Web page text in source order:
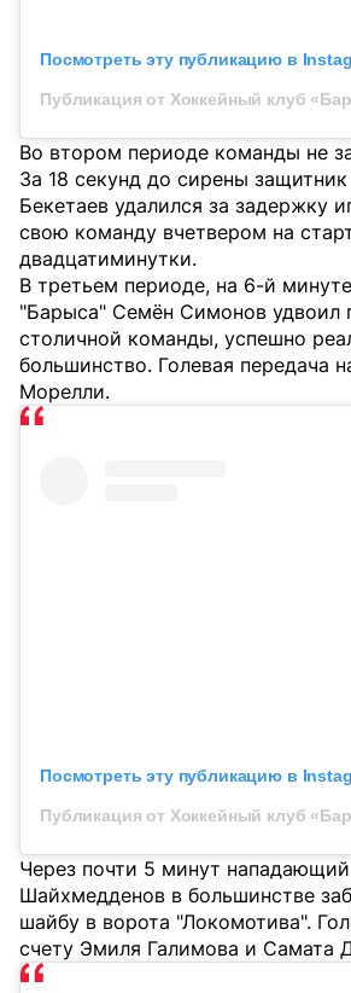
Посмотреть эту публикацию в
Во втором периоде команды не
За 18 секунд до сирены
Бекетаев удалился за задержку
свою команду вчетвером на
двадцатиминутки.
В третьем периоде, на 6-й
"Барыса" Семён Симонов удвоил
столичной команды, успешно
большинство. Голевая передача
Морелли.
Посмотреть эту публикацию в
Через почти 5 минут
Шайхмедденов в большинстве
шайбу в ворота "Локомотива".
счету Эмиля Галимова и Самата